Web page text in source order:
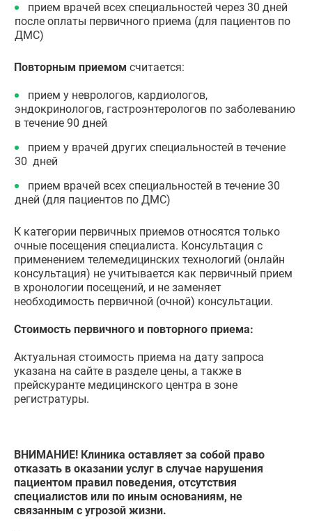
прием врачей всех специальностей через 30 дней
после оплаты первичного приема (для пациентов по
ДМС)
Повторным приемом считается:
прием у неврологов, кардиологов,
эндокринологов, гастроэнтерологов по заболеванию
в течение 90 дней
прием у врачей других специальностей в течение
30 дней
прием врачей всех специальностей в течение 30
дней (для пациентов по ДМС)
К категории первичных приемов относятся только
очные посещения специалиста. Консультация с
применением телемедицинских технологий (онлайн
консультация) не учитывается как первичный прием
в хронологии посещений, и не заменяет
необходимость первичной (очной) консультации.
Стоимость первичного и повторного приема:
Актуальная стоимость приема на дату запроса
указана на сайте в разделе цены, а также в
прейскуранте медицинского центра в зоне
регистратуры.
ВНИМАНИЕ! Клиника оставляет за собой право
отказать в оказании услуг в случае нарушения
пациентом правил поведения, отсутствия
специалистов или по иным основаниям, не
связанным с угрозой жизни.